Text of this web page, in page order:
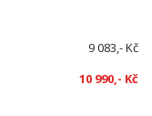
9 083,- Kč
10 990,- Kč